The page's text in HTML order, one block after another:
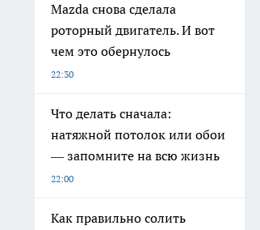
Mazda снова сделала
роторный двигатель. И вот
чем это обернулось
22:30
Что делать сначала:
натяжной потолок или обои
— запомните на всю жизнь
22:00
Как правильно солить